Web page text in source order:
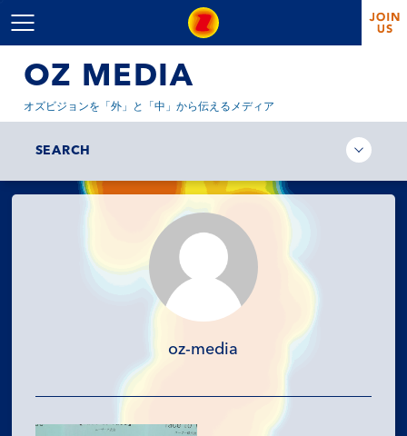
MISSION
OZ MEDIA
オズビジョンを「外」と「中」から伝えるメディア
SEARCH
oz-media